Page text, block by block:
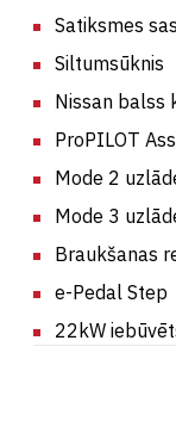
Satiksmes
Siltumsūknis
Nissan balss
ProPILOT
Mode 2
Mode 3
Braukšanas
e-Pedal Step
22kW